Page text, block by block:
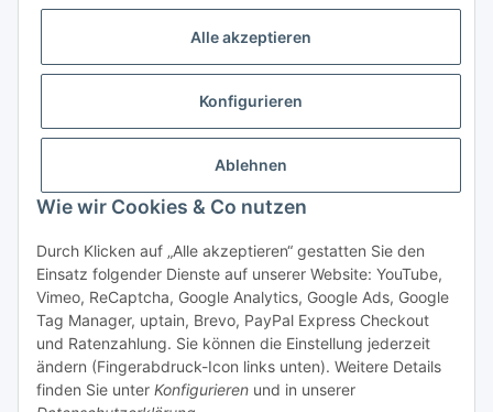
Alle akzeptieren
Konfigurieren
Ablehnen
Wie wir Cookies & Co nutzen
Durch Klicken auf „Alle akzeptieren“ gestatten Sie den
Einsatz folgender Dienste auf unserer Website: YouTube,
Vimeo, ReCaptcha, Google Analytics, Google Ads, Google
Tag Manager, uptain, Brevo, PayPal Express Checkout
und Ratenzahlung. Sie können die Einstellung jederzeit
ändern (Fingerabdruck-Icon links unten). Weitere Details
finden Sie unter Konfigurieren und in unserer
Informationen zu Ihrem Produktsortiment Weine und
Feinkost per E-Mail zu. Durch die Bestätigung
des „Abonnieren“-Buttons stimme ich zusätzlich der Analyse
durch individuelle Messung, Speicherung und Auswertung
von Öffnungsraten und der Klickraten zur Optimierung und
Gestaltung zukünftiger Newsletter zu. Hierfür wird
ausgewertet. Ein direkter Bezug zu meiner Person wird dabei
ausgeschlossen. Meine Einwilligung kann ich jederzeit mit
Wirkung für die Zukunft über den Link in unserem Newsletter
abbestellen / widerrufen.
Abonnieren
Newsletter Abonnieren
* Alle Preise inkl. gesetzlicher USt., zzgl. Versand 5,50€, ab 120€
versandkostenfrei - Verkauf von alkoholische Getränke ausschließlich an